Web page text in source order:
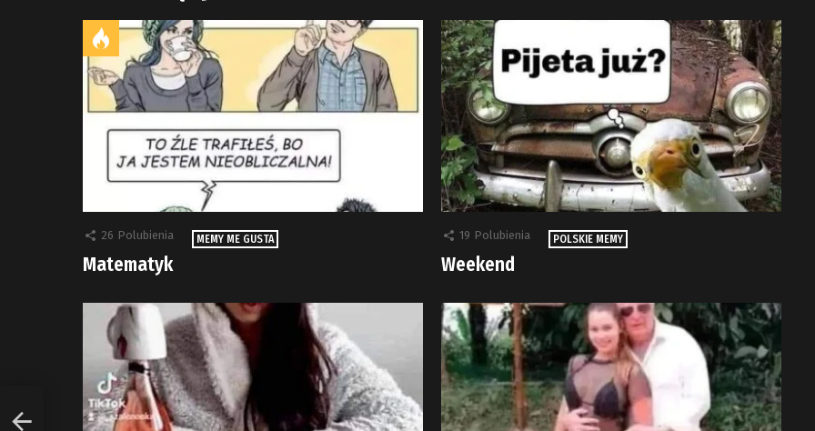
26 Polubienia MEMY ME GUSTA
Matematyk
19 Polubienia POLSKIE MEMY
Weekend